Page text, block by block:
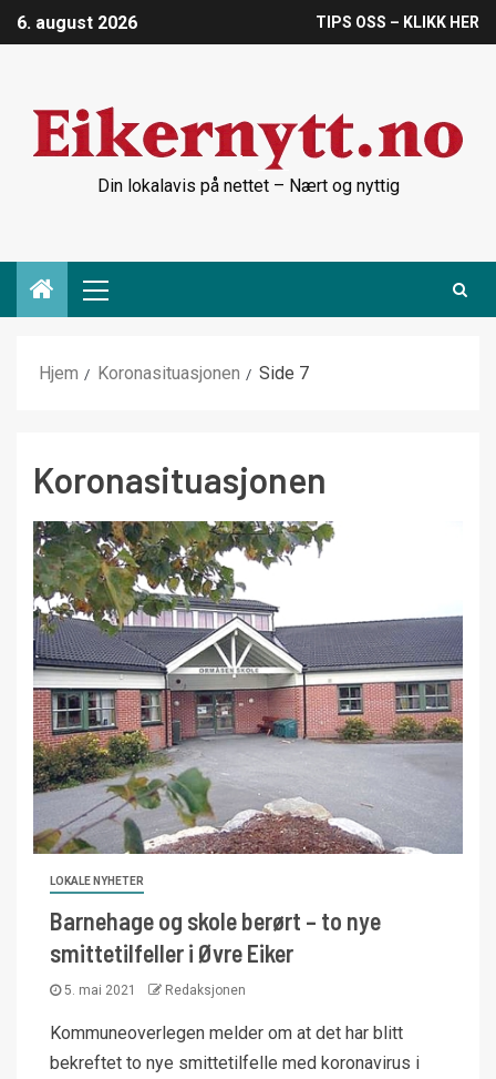
6. august 2026 TIPS OSS – KLIKK HER
Din lokalavis på nettet – Nært og nyttig
Hjem Koronasituasjonen Side 7
Koronasituasjonen
LOKALE NYHETER
Barnehage og skole berørt – to nye
smittetilfeller i Øvre Eiker
5. mai 2021 Redaksjonen
Kommuneoverlegen melder om at det har blitt
bekreftet to nye smittetilfelle med koronavirus i